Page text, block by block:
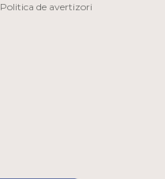
Politica de avertizori